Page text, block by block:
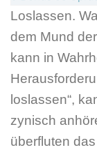
Loslassen.
dem Mund
kann in
loslassen“,
zynisch
überfluten